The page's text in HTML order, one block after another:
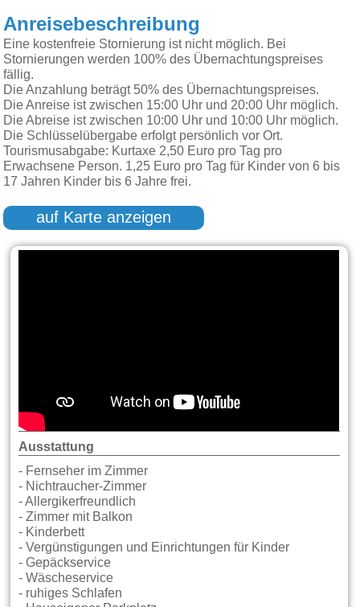
Anreisebeschreibung
Eine kostenfreie Stornierung ist nicht möglich. Bei
Stornierungen werden 100% des Übernachtungspreises
fällig.
Die Anzahlung beträgt 50% des Übernachtungspreises.
Die Anreise ist zwischen 15:00 Uhr und 20:00 Uhr möglich.
Die Abreise ist zwischen 10:00 Uhr und 10:00 Uhr möglich.
Die Schlüsselübergabe erfolgt persönlich vor Ort.
Tourismusabgabe: Kurtaxe 2,50 Euro pro Tag pro
Erwachsene Person. 1,25 Euro pro Tag für Kinder von 6 bis
17 Jahren Kinder bis 6 Jahre frei.
auf Karte anzeigen
Ausstattung
- Fernseher im Zimmer
- Nichtraucher-Zimmer
- Allergikerfreundlich
- Zimmer mit Balkon
- Kinderbett
- Vergünstigungen und Einrichtungen für Kinder
- Gepäckservice
- Wäscheservice
- ruhiges Schlafen